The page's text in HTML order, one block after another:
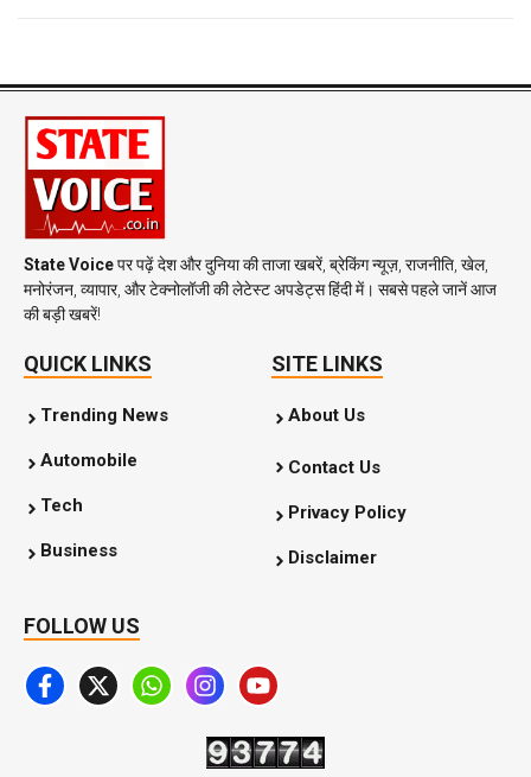
State Voiceपर पढ़ें देश और दुनिया की ताजा खबरें, ब्रेकिंग न्यूज़, राजनीति, खेल,
मनोरंजन, व्यापार, और टेक्नोलॉजी की लेटेस्ट अपडेट्स हिंदी में। सबसे पहले जानें आज
की बड़ी खबरें!
QUICK LINKS
Trending News
Automobile
Tech
Business
SITE LINKS
About Us
Contact Us
Privacy Policy
Disclaimer
FOLLOW US